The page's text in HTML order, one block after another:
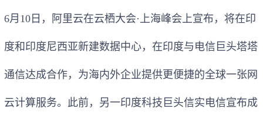
6月10日，阿里云在云栖大会·上海峰会上宣布，将在印
度和印度尼西亚新建数据中心，在印度与电信巨头塔塔
通信达成合作，为海内外企业提供更便捷的全球一张网
云计算服务。此前，另一印度科技巨头信实电信宣布成